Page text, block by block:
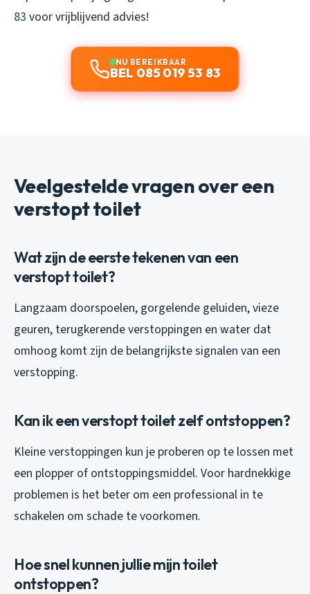
83 voor vrijblijvend advies!
NU BEREIKBAAR
BEL 085 019 53 83
Veelgestelde vragen over een
verstopt toilet
Wat zijn de eerste tekenen van een
verstopt toilet?
Langzaam doorspoelen, gorgelende geluiden, vieze
geuren, terugkerende verstoppingen en water dat
omhoog komt zijn de belangrijkste signalen van een
verstopping.
Kan ik een verstopt toilet zelf ontstoppen?
Kleine verstoppingen kun je proberen op te lossen met
een plopper of ontstoppingsmiddel. Voor hardnekkige
problemen is het beter om een professional in te
schakelen om schade te voorkomen.
Hoe snel kunnen jullie mijn toilet
ontstoppen?